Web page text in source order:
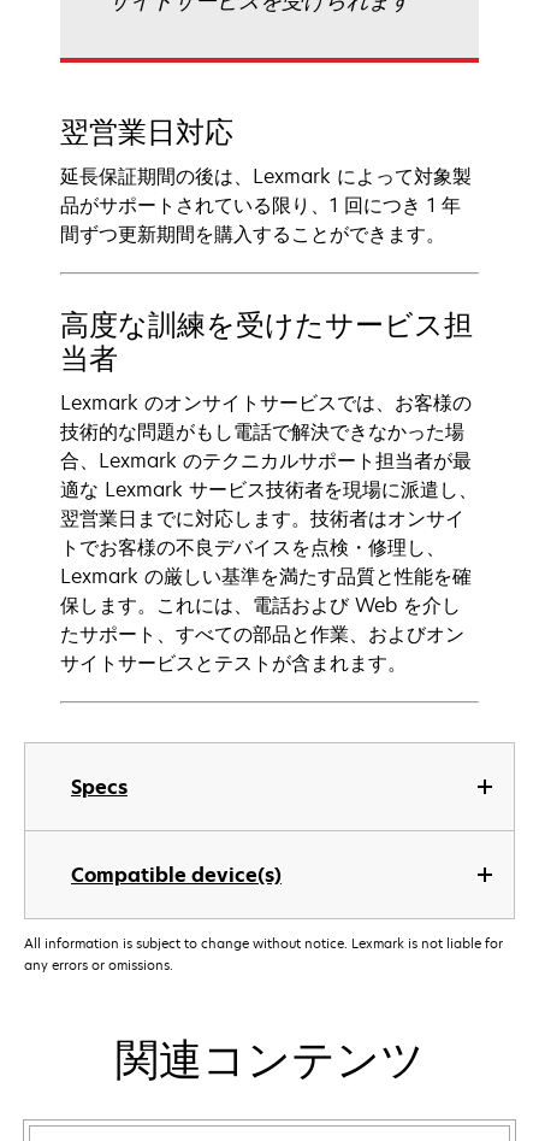
Specs
Compatible device(s)
翌営業日対応
延長保証期間の後は、Lexmark によって対象製
品がサポートされている限り、1 回につき 1 年
間ずつ更新期間を購入することができます。
高度な訓練を受けたサービス担
当者
Lexmark のオンサイトサービスでは、お客様の
技術的な問題がもし電話で解決できなかった場
合、Lexmark のテクニカルサポート担当者が最
適な Lexmark サービス技術者を現場に派遣し、
翌営業日までに対応します。技術者はオンサイ
トでお客様の不良デバイスを点検・修理し、
Lexmark の厳しい基準を満たす品質と性能を確
保します。これには、電話および Web を介し
たサポート、すべての部品と作業、およびオン
サイトサービスとテストが含まれます。
All information is subject to change without notice. Lexmark is not liable for
any errors or omissions.
関連コンテンツ